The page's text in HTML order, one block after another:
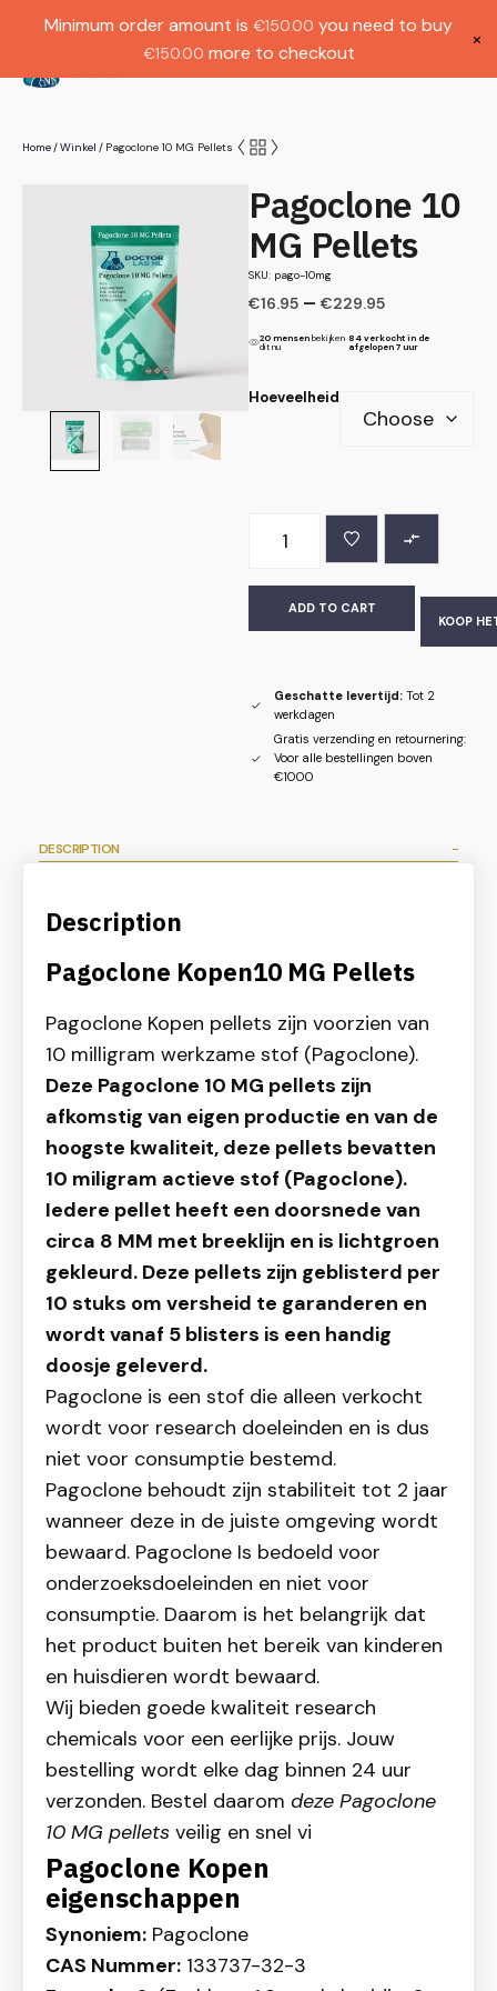
€1000.
Home/Winkel / Pagoclone 10 MG Pellets
Pagoclone 10
MG Pellets
SKU: pago-10mg
€16.95 – €229.95
20 mensen bekijken
dit nu
84 verkocht in de
afgelopen 7 uur
Hoeveelheid
ADD TO CART
KOOP
Geschatte levertijd:Tot 2
werkdagen
Gratis verzending en retournering:
Voor alle bestellingen boven
€1000
DESCRIPTION
Description
Pagoclone Kopen10 MG Pellets
Pagoclone Kopen pellets zijn voorzien van
10 milligram werkzame stof (Pagoclone).
Deze Pagoclone 10 MG pellets zijn
afkomstig van eigen productie en van de
hoogste kwaliteit, deze pellets bevatten
10 miligram actieve stof (Pagoclone).
Iedere pellet heeft een doorsnede van
circa 8 MM met breeklijn en is lichtgroen
gekleurd. Deze pellets zijn geblisterd per
10 stuks om versheid te garanderen en
wordt vanaf 5 blisters is een handig
doosje geleverd.
Pagoclone is een stof die alleen verkocht
wordt voor research doeleinden en is dus
niet voor consumptie bestemd.
Pagoclone behoudt zijn stabiliteit tot 2 jaar
wanneer deze in de juiste omgeving wordt
bewaard. Pagoclone Is bedoeld voor
onderzoeksdoeleinden en niet voor
consumptie. Daarom is het belangrijk dat
het product buiten het bereik van kinderen
en huisdieren wordt bewaard.
Wij bieden goede kwaliteit research
chemicals voor een eerlijke prijs. Jouw
bestelling wordt elke dag binnen 24 uur
verzonden. Bestel daarom deze Pagoclone
10 MG pellets veilig en snel vi
Pagoclone Kopen
eigenschappen
Synoniem: Pagoclone
CAS Nummer: 133737-32-3
Minimum order amount is €150.00 you need to buy
€150.00 more to checkout
×